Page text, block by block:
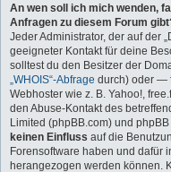
An wen soll ich mich wenden,
Anfragen zu diesem Forum
Jeder Administrator, der auf der
geeigneter Kontakt für deine
solltest du den Besitzer der
„WHOIS“-Abfrage durch) oder —
Webhoster wie z. B. Yahoo!,
den Abuse-Kontakt des
Limited (phpBB.com) und
keinen Einfluss auf die
Forensoftware haben und dafür
herangezogen werden können.